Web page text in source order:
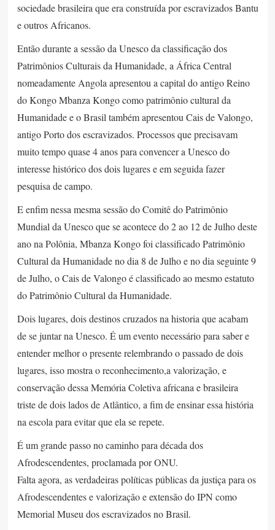
sociedade brasileira que era construída por escravizados Bantu
e outros Africanos.
Então durante a sessão da Unesco da classificação dos
Patrimônios Culturais da Humanidade, a África Central
nomeadamente Angola apresentou a capital do antigo Reino
do Kongo Mbanza Kongo como patrimônio cultural da
Humanidade e o Brasil também apresentou Cais de Valongo,
antigo Porto dos escravizados. Processos que precisavam
muito tempo quase 4 anos para convencer a Unesco do
interesse histórico dos dois lugares e em seguida fazer
pesquisa de campo.
E enfim nessa mesma sessão do Comitê do Patrimônio
Mundial da Unesco que se acontece do 2 ao 12 de Julho deste
ano na Polônia, Mbanza Kongo foi classificado Patrimônio
Cultural da Humanidade no dia 8 de Julho e no dia seguinte 9
de Julho, o Cais de Valongo é classificado ao mesmo estatuto
do Patrimônio Cultural da Humanidade.
Dois lugares, dois destinos cruzados na historia que acabam
de se juntar na Unesco. É um evento necessário para saber e
entender melhor o presente relembrando o passado de dois
lugares, isso mostra o reconhecimento,a valorização, e
conservação dessa Memória Coletiva africana e brasileira
triste de dois lados de Atlântico, a fim de ensinar essa história
na escola para evitar que ela se repete.
É um grande passo no caminho para década dos
Afrodescendentes, proclamada por ONU.
Falta agora, as verdadeiras políticas públicas da justiça para os
Afrodescendentes e valorização e extensão do IPN como
Memorial Museu dos escravizados no Brasil.